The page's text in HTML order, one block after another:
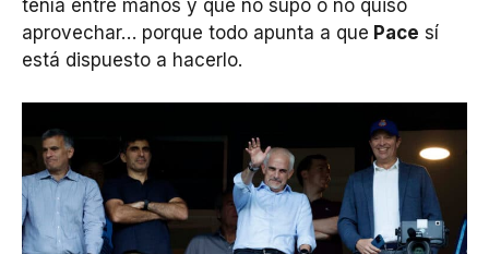
tenía entre manos y que no supo o no quiso
aprovechar… porque todo apunta a que Pace sí
está dispuesto a hacerlo.